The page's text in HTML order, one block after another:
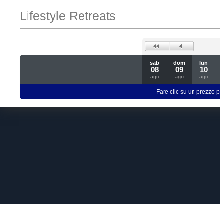
Lifestyle Retreats
sab
08
ago
dom
09
ago
lun
10
ago
Fare clic su un prezzo